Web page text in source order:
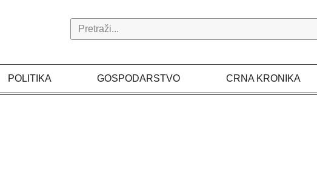
Search
POLITIKA GOSPODARSTVO CRNA KRONIKA